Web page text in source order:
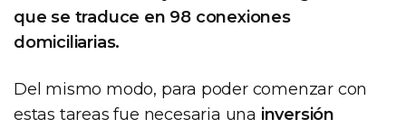
que se traduce en 98 conexiones
domiciliarias.
Del mismo modo, para poder comenzar con
estas tareas fue necesaria una inversión